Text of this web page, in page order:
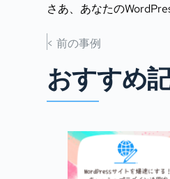
さあ、あなたの
< 前の事例
おすすめ